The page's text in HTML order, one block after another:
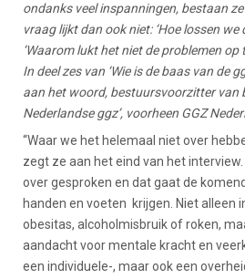
ondanks veel inspanningen, bestaan
vraag lijkt dan ook niet: ‘Hoe lossen we
‘Waarom lukt het niet de problemen op
In deel zes van ‘Wie is de baas van de
aan het woord, bestuursvoorzitter van
Nederlandse ggz’, voorheen GGZ
“Waar we het helemaal niet over
zegt ze aan het eind van het
over gesproken en dat gaat de
handen en voeten krijgen. Niet alleen
obesitas, alcoholmisbruik of roken,
aandacht voor mentale kracht en
een individuele-, maar ook een